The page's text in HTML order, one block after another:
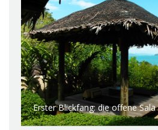
Mein Pool mitten im Dschungel.